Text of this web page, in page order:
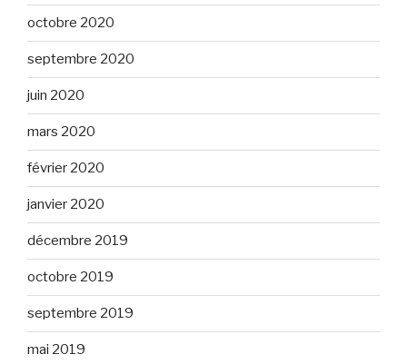
octobre 2020
septembre 2020
juin 2020
mars 2020
février 2020
janvier 2020
décembre 2019
octobre 2019
septembre 2019
mai 2019